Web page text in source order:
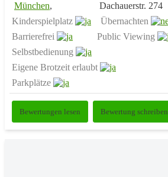
München,
Dachauerstr. 274
Kinderspielplatz
Übernachten
Barrierefrei
Public Viewing
Selbstbedienung
Eigene Brotzeit erlaubt
Parkplätze
Bewertungen lesen Bewertung schreiben